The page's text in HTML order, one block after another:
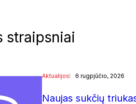
straipsniai
Aktualijos 6 rugpjūčio, 2026
Naujas sukčių